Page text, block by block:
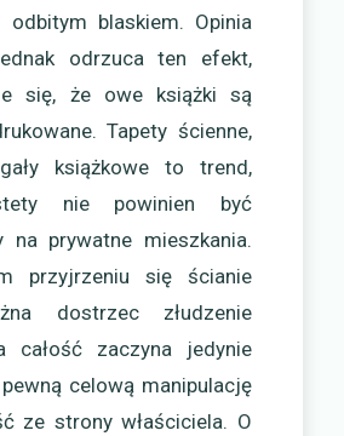
blaskiem. Opinia
odrzuca ten efekt,
się, że owe książki są
Tapety ścienne,
książkowe to trend,
nie powinien być
na prywatne mieszkania.
przyjrzeniu się ścianie
dostrzec złudzenie
całość zaczyna jedynie
celową manipulację
ze strony właściciela. O